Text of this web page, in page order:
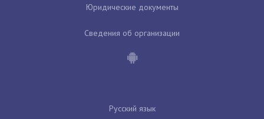
Юридические документы
Сведения об организации
Русский язык